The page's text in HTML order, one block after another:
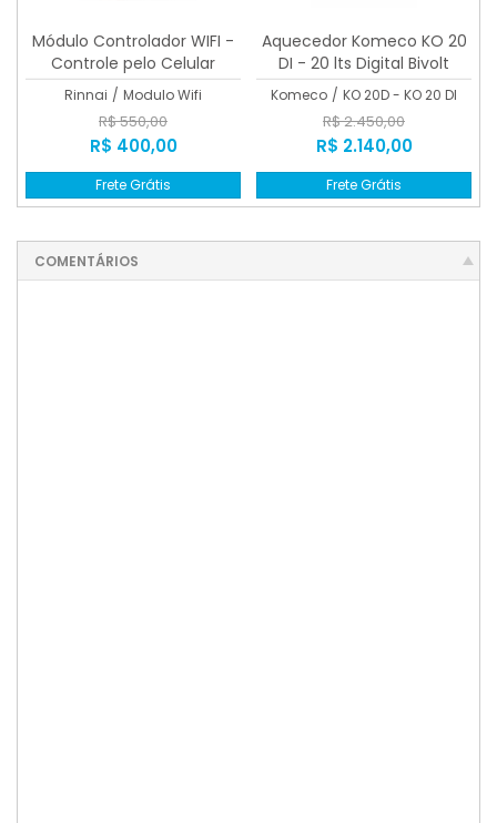
Módulo Controlador WIFI -
Controle pelo Celular
Rinnai / Modulo Wifi
R$ 550,00
R$ 400,00
Frete Grátis
Aquecedor Komeco KO 20
DI - 20 lts Digital Bivolt
Komeco / KO 20D - KO 20 DI
R$ 2.450,00
R$ 2.140,00
Frete Grátis
COMENTÁRIOS